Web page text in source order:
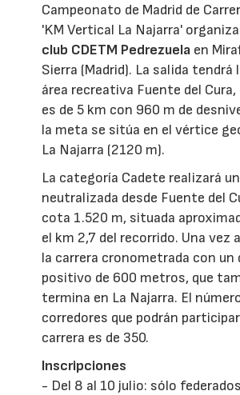
Campeonato de Madrid de
'KM Vertical La Najarra'
club CDETM Pedrezuela en
Sierra (Madrid). La salida tendrá
área recreativa Fuente del
es de 5 km con 960 m de
la meta se sitúa en el vértice
La Najarra (2120 m).
La categoría Cadete realizará
neutralizada desde Fuente del
cota 1.520 m, situada
el km 2,7 del recorrido. Una vez
la carrera cronometrada con un
positivo de 600 metros, que
termina en La Najarra. El
corredores que podrán
carrera es de 350.
Inscripciones
- Del 8 al 10 julio: sólo